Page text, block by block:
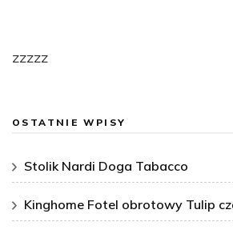
zzzzz
OSTATNIE WPISY
Stolik Nardi Doga Tabacco
Kinghome Fotel obrotowy Tulip